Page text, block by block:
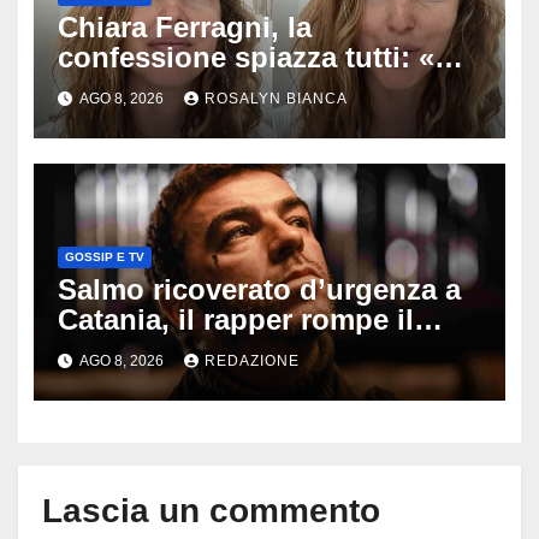
Chiara Ferragni, la
confessione spiazza tutti: «Un
mio ex voleva che mi rifacessi
il seno». Poi svela i ritocchi di
cui si è pentita
AGO 8, 2026 ROSALYN BIANCA
GOSSIP E TV
Salmo ricoverato d’urgenza a
Catania, il rapper rompe il
silenzio dopo la notte in
ospedale: come sta e cosa
succede al tour
AGO 8, 2026 REDAZIONE
Lascia un commento